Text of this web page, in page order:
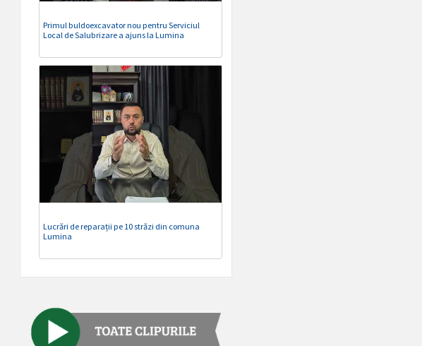
Primul buldoexcavator nou pentru Serviciul
Local de Salubrizare a ajuns la Lumina
Lucrări de reparații pe 10 străzi din comuna
Lumina